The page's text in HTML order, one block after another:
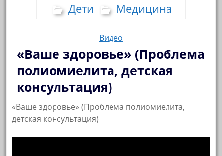
Дети Медицина
Видео
«Ваше здоровье» (Проблема
полиомиелита, детская
консультация)
«Ваше здоровье» (Проблема полиомиелита,
детская консультация)